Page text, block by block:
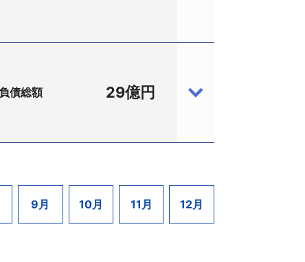
必要となることから、2019年3月末
は逼迫していた。
ピーク時の2007年8月期は売上高75
めるなかで豊中工場の閉鎖や奈良
月に村上給食（株）に商号変更する
の決議により解散していた。
39－28、設立2005（平成17）年1
および利用者が「新型コロナウイ
ムと訪問介護を併設する「悠愛ア
業を余儀なくされた。以降、利用者
債総額 29億円
1995（平成7）年12月、資本金9800
アクア法律事務所、大津市京町4－4
ァミリーコンピュータ」や「スー
9月 10月 11月 12月